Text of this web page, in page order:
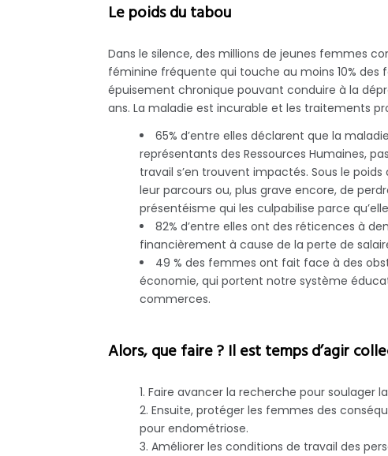
Le poids du tabou
Dans le silence, des millions de jeunes femmes
féminine fréquente qui touche au moins 10%
épuisement chronique pouvant conduire à la
ans. La maladie est incurable et les traitements
65% d’entre elles déclarent que la
représentants des Ressources Humaines,
travail s’en trouvent impactés. Sous le
leur parcours ou, plus grave encore, de
présentéisme qui les culpabilise parce
82% d’entre elles ont des réticences à
financièrement à cause de la perte de
49 % des femmes ont fait face à des
économie, qui portent notre système
commerces.
Alors, que faire ? Il est temps d’agir
Faire avancer la recherche pour soulager
Ensuite, protéger les femmes des
pour endométriose.
Améliorer les conditions de travail des